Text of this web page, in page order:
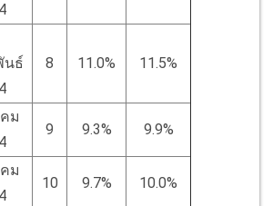
นธ์
8 11.0% 11.5%
ม
9 9.3% 9.9%
ม
10 9.7% 10.0%